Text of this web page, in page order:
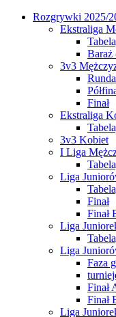
Rozgrywki 2025/
Ekstraliga
Baraż
3v3
Finał
Ekstraliga
3v3 Kobiet
I Liga
Liga
Finał
Finał
Liga
Liga
Faza
Finał
Finał
Liga